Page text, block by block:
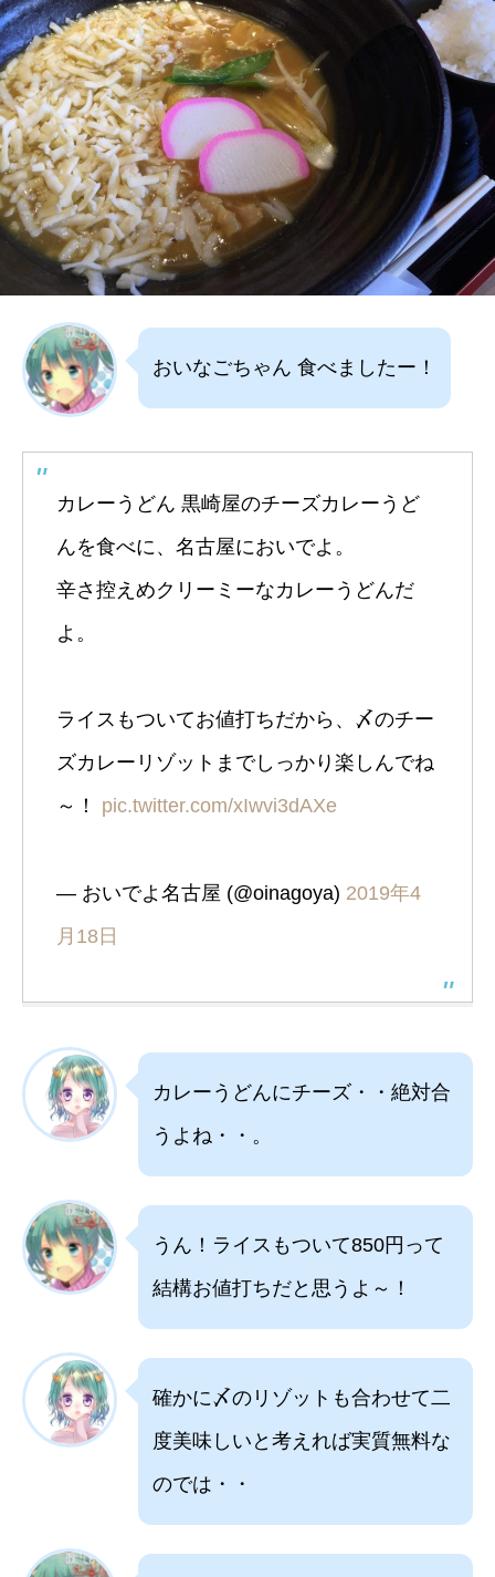
おいなごちゃん 食べましたー！
カレーうどん 黒崎屋のチーズカレーうど
んを食べに、名古屋においでよ。
辛さ控えめクリーミーなカレーうどんだ
よ。
ライスもついてお値打ちだから、〆のチー
ズカレーリゾットまでしっかり楽しんでね
～！ pic.twitter.com/xIwvi3dAXe
— おいでよ名古屋 (@oinagoya) 2019年4
月18日
カレーうどんにチーズ・・絶対合
うよね・・。
うん！ライスもついて850円って
結構お値打ちだと思うよ～！
確かに〆のリゾットも合わせて二
度美味しいと考えれば実質無料な
のでは・・